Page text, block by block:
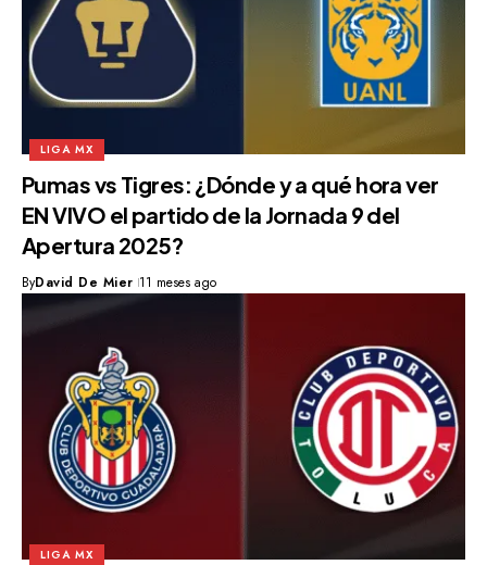
LIGA MX
Pumas vs Tigres: ¿Dónde y a qué hora ver
EN VIVO el partido de la Jornada 9 del
Apertura 2025?
ByDavid De Mier 11 meses ago
LIGA MX